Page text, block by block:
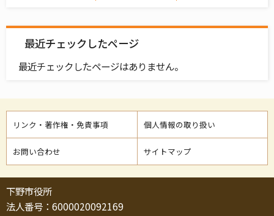
最近チェックしたページ
最近チェックしたページはありません。
リンク・著作権・免責事項 個人情報の取り扱い
お問い合わせ サイトマップ
下野市役所
法人番号：6000020092169